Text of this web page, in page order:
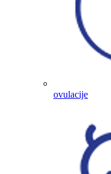
ovulacije